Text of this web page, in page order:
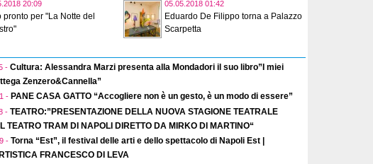
20:09
pronto per "La Notte del
05.05.2018 01:42
Eduardo De Filippo torna a Palazzo
Scarpetta
- Cultura: Alessandra Marzi presenta alla Mondadori il suo libro”I miei
Zenzero&Cannella”
- PANE CASA GATTO “Accogliere non è un gesto, è un modo di essere”
- TEATRO:”PRESENTAZIONE DELLA NUOVA STAGIONE TEATRALE
TEATRO TRAM DI NAPOLI DIRETTO DA MIRKO DI MARTINO“
- Torna “Est”, il festival delle arti e dello spettacolo di Napoli Est |
FRANCESCO DI LEVA